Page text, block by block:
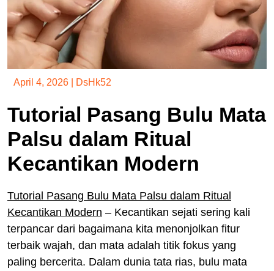
April 4, 2026 DsHk52
Tutorial Pasang Bulu Mata
Palsu dalam Ritual
Kecantikan Modern
Tutorial Pasang Bulu Mata Palsu dalam Ritual
Kecantikan Modern – Kecantikan sejati sering kali
terpancar dari bagaimana kita menonjolkan fitur
terbaik wajah, dan mata adalah titik fokus yang
paling bercerita. Dalam dunia tata rias, bulu mata